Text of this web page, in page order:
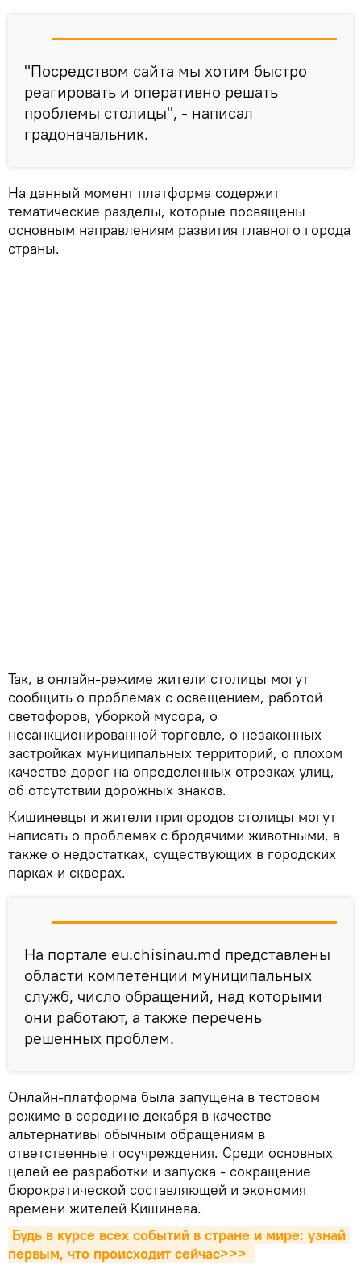
"Посредством сайта мы хотим быстро
реагировать и оперативно решать
проблемы столицы", - написал
градоначальник.
На данный момент платформа содержит
тематические разделы, которые посвящены
основным направлениям развития главного города
страны.
Так, в онлайн-режиме жители столицы могут
сообщить о проблемах с освещением, работой
светофоров, уборкой мусора, о
несанкционированной торговле, о незаконных
застройках муниципальных территорий, о плохом
качестве дорог на определенных отрезках улиц,
об отсутствии дорожных знаков.
Кишиневцы и жители пригородов столицы могут
написать о проблемах с бродячими животными, а
также о недостатках, существующих в городских
парках и скверах.
На портале eu.chisinau.md представлены
области компетенции муниципальных
служб, число обращений, над которыми
они работают, а также перечень
решенных проблем.
Онлайн-платформа была запущена в тестовом
режиме в середине декабря в качестве
альтернативы обычным обращениям в
ответственные госучреждения. Среди основных
целей ее разработки и запуска - сокращение
бюрократической составляющей и экономия
времени жителей Кишинева.
Будь в курсе всех событий в стране и мире: узнай
первым, что происходит сейчаc>>>